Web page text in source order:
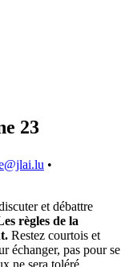
23
•
et débattre
règles de la
Restez courtois et
échanger, pas pour se
ne sera toléré.